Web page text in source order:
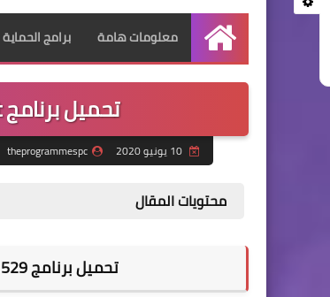
الرئيسية
معلومات هامة برامج الحماية
تحميل برنامج Enterprise Architect للتصميم والنمذجة
10 يونيو 2020 theprogrammespc
محتويات المقال
تحميل برنامج Enterprise Architect 15.1 Build 1529 للتصميم والنمذجة